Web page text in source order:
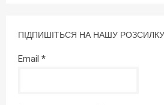
ПІДПИШІТЬСЯ НА НАШУ РОЗСИЛКУ
Email *